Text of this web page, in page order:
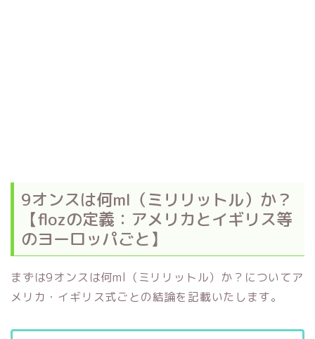
9オンスは何ml（ミリリットル）か？
【flozの定義：アメリカとイギリス等
のヨーロッパごと】
まずは9オンスは何ml（ミリリットル）か？についてア
メリカ・イギリス式ごとの結論を記載いたします。